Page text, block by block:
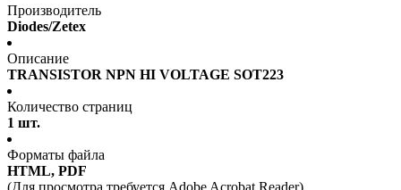
Производитель
Diodes/Zetex
Описание
TRANSISTOR NPN HI VOLTAGE SOT223
Количество страниц
1 шт.
Форматы файла
HTML, PDF